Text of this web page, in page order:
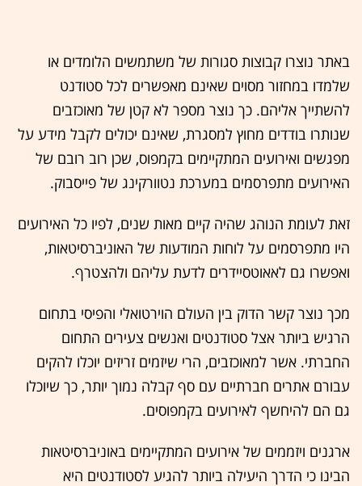
באתר נוצרו קבוצות סגורות של משתמשים הלומדים או
שלמדו במחזור מסוים שאינם מאפשרים לכל סטודנט
להשתייך אליהם. כך נוצר מספר לא קטן של מאוכזבים
שנותרו בודדים מחוץ למסגרת, שאינם יכולים לקבל מידע על
מפגשים ואירועים המתקיימים בקמפוס, שכן רוב רובם של
האירועים מתפרסמים במערכת נטוורקינג של פייסבוק.
זאת לעומת הנוהג שהיה קיים מאות שנים, לפיו כל האירועים
היו מתפרסמים על לוחות המודעות של האוניברסיטאות,
ואפשרו גם לאאוטסיידרים לדעת עליהם ולהצטרף.
מכך נוצר קשר הדוק בין העולם הוירטואלי והפיסי בתחום
הרגיש ביותר אצל סטודנטים ואנשים צעירים התחום
החברתי. אשר למאוכזבים, הרי שיזמים זריזים יוכלו להקים
עבורם אתרים חברתיים עם סף קבלה נמוך יותר, כך שיוכלו
גם הם להיחשף לאירועים בקמפוסים.
ארגנים ויזממים של אירועים המתקיימים באוניברסיטאות
הבינו כי הדרך היעילה ביותר להגיע לסטודנטים היא